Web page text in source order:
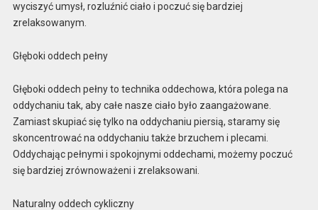
wyciszyć umysł, rozluźnić ciało i poczuć się bardziej
zrelaksowanym.
Głęboki oddech pełny
Głęboki oddech pełny to technika oddechowa, która polega na
oddychaniu tak, aby całe nasze ciało było zaangażowane.
Zamiast skupiać się tylko na oddychaniu piersią, staramy się
skoncentrować na oddychaniu także brzuchem i plecami.
Oddychając pełnymi i spokojnymi oddechami, możemy poczuć
się bardziej zrównoważeni i zrelaksowani.
Naturalny oddech cykliczny